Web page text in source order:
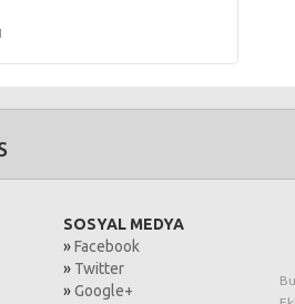
SOSYAL MEDYA
»Facebook
» Twitter
»Google+